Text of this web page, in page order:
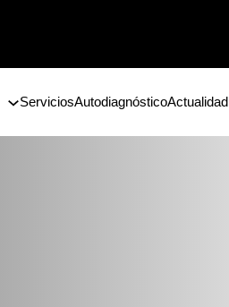
ServiciosAutodiagnósticoActualidad